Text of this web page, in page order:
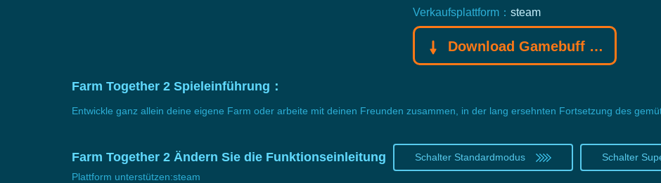
Verkaufsplattform： steam
Download Gamebuff Trainer
Farm Together 2 Spieleinführung：
Entwickle ganz allein deine eigene Farm oder arbeite mit deinen Freunden zusammen, in der lang ersehnten Fortsetzung des
Farm Together 2 Ändern Sie die Funktionseinleitung Schalter Standardmodus
Schalter
Plattform unterstützen:steam